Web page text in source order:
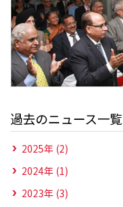
過去のニュース一覧
2025年 (2)
2024年 (1)
2023年 (3)